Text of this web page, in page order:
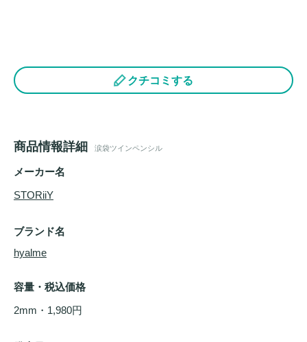
クチコミする
商品情報詳細 涙袋ツインペンシル
メーカー名
STORiiY
ブランド名
hyalme
容量・税込価格
2mm・1,980円